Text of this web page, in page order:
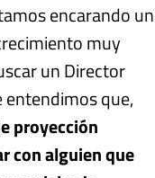
encarando un
muy
un Director
que,
proyección
con alguien que